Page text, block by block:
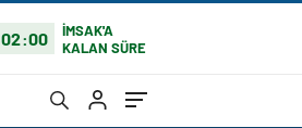
02:00
İMSAK'A
KALAN SÜRE